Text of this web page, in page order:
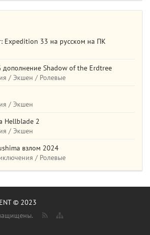
Expedition 33 на русском на ПК
дополнение Shadow of the Erdtree
/ Экшен / Ролевые
/ Экшен
Hellblade 2
/ Экшен
взлом 2024
/ Ролевые
© 2023